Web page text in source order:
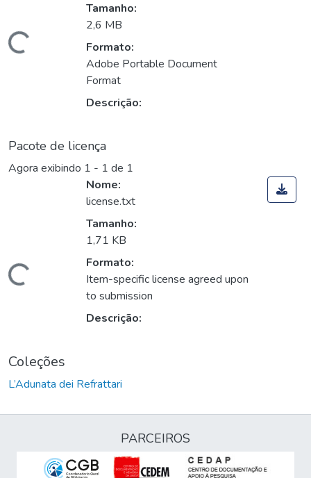
Carregando...
Tamanho:
2,6 MB
Formato:
Adobe Portable Document
Format
Descrição:
Pacote de licença
Agora exibindo 1 - 1 de 1
Carregando...
Nome:
license.txt
Tamanho:
1,71 KB
Formato:
Item-specific license agreed upon
to submission
Descrição:
Coleções
L’Adunata dei Refrattari
PARCEIROS